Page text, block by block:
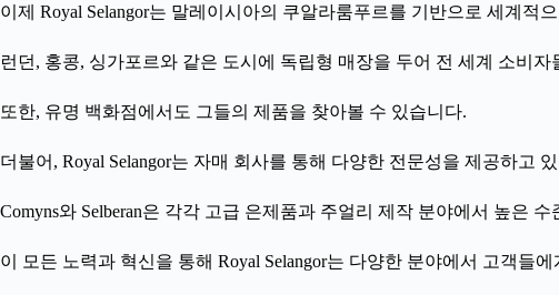
이제 Royal Selangor는 말레이시아의 쿠알라룸푸르를 기반으로 세계적
런던, 홍콩, 싱가포르와 같은 도시에 독립형 매장을 두어 전 세계 소비
또한, 유명 백화점에서도 그들의 제품을 찾아볼 수 있습니다.
더불어, Royal Selangor는 자매 회사를 통해 다양한 전문성을 제공하고
Comyns와 Selberan은 각각 고급 은제품과 주얼리 제작 분야에서 높은
이 모든 노력과 혁신을 통해 Royal Selangor는 다양한 분야에서 고객들